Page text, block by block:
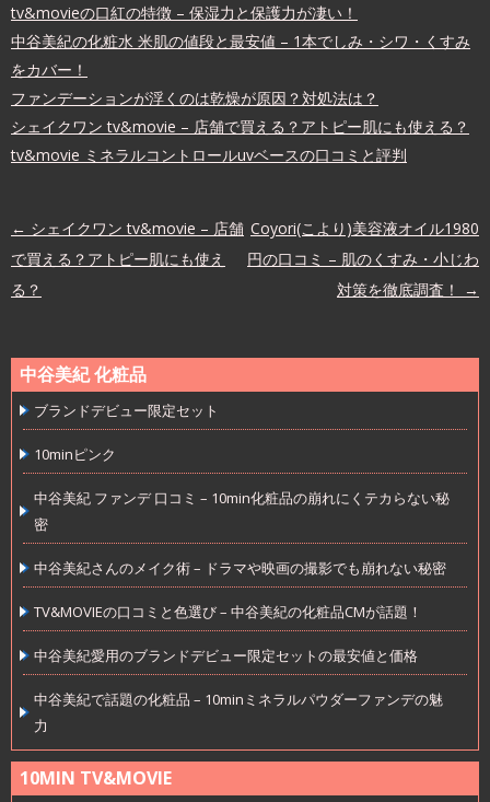
tv&movieの口紅の特徴 – 保湿力と保護力が凄い！
中谷美紀の化粧水 米肌の値段と最安値 – 1本でしみ・シワ・くすみ
をカバー！
ファンデーションが浮くのは乾燥が原因？対処法は？
シェイクワン tv&movie – 店舗で買える？アトピー肌にも使える？
tv&movie ミネラルコントロールuvベースの口コミと評判
投稿ナビゲーション
← シェイクワン tv&movie – 店舗
で買える？アトピー肌にも使え
る？
Coyori(こより)美容液オイル1980
円の口コミ – 肌のくすみ・小じわ
対策を徹底調査！
→
中谷美紀 化粧品
ブランドデビュー限定セット
10minピンク
中谷美紀 ファンデ 口コミ – 10min化粧品の崩れにくテカらない秘
密
中谷美紀さんのメイク術 – ドラマや映画の撮影でも崩れない秘密
TV&MOVIEの口コミと色選び – 中谷美紀の化粧品CMが話題！
中谷美紀愛用のブランドデビュー限定セットの最安値と価格
中谷美紀で話題の化粧品 – 10minミネラルパウダーファンデの魅
力
10MIN TV&MOVIE